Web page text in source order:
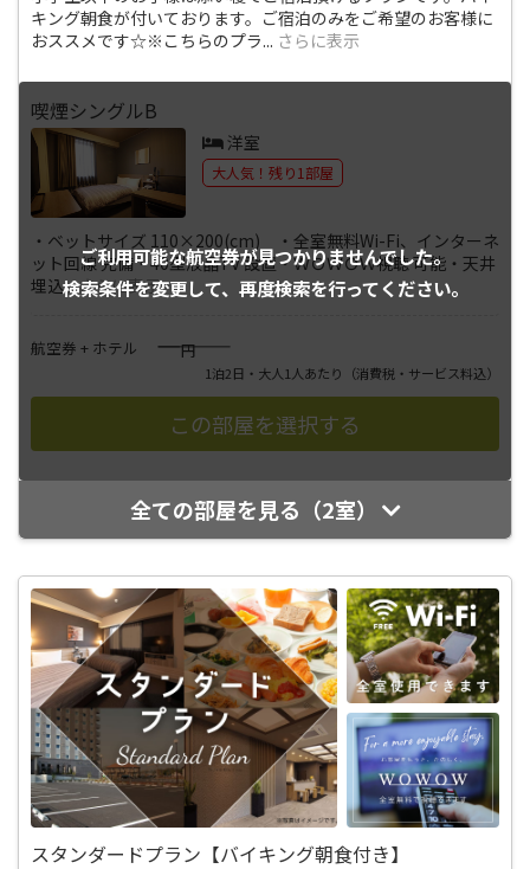
キング朝食が付いております。ご宿泊のみをご希望のお客様に
おススメです☆※こちらのプラ... さらに表示
ご利用可能な航空券が見つかりませんでした。
検索条件を変更して、 再度検索を行ってください。
喫煙シングルB
洋室
大人気！残り1部屋
・ベットサイズ 110×200(cm) ・全室無料Wi-Fi、インターネ
ット回線 完備・40型液晶TV 設置・ＷＯＷＯＷ視聴 可能・天井
埋込...さらに表示
航空券 + ホテル ――――円
1泊2日・大人1人あたり （消費税・サービス料込）
全ての部屋を見る（2室）
スタンダードプラン【バイキング朝食付き】